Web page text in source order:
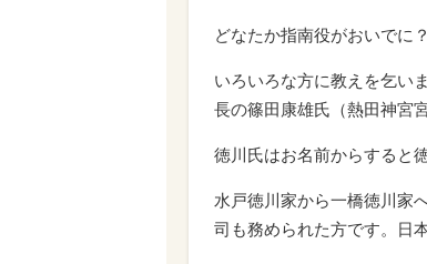
どなたか指南役がおいでに？
いろいろな方に教えを乞い
長の篠田康雄氏（熱田神宮
徳川氏はお名前からすると
水戸徳川家から一橋徳川家
司も務められた方です。日